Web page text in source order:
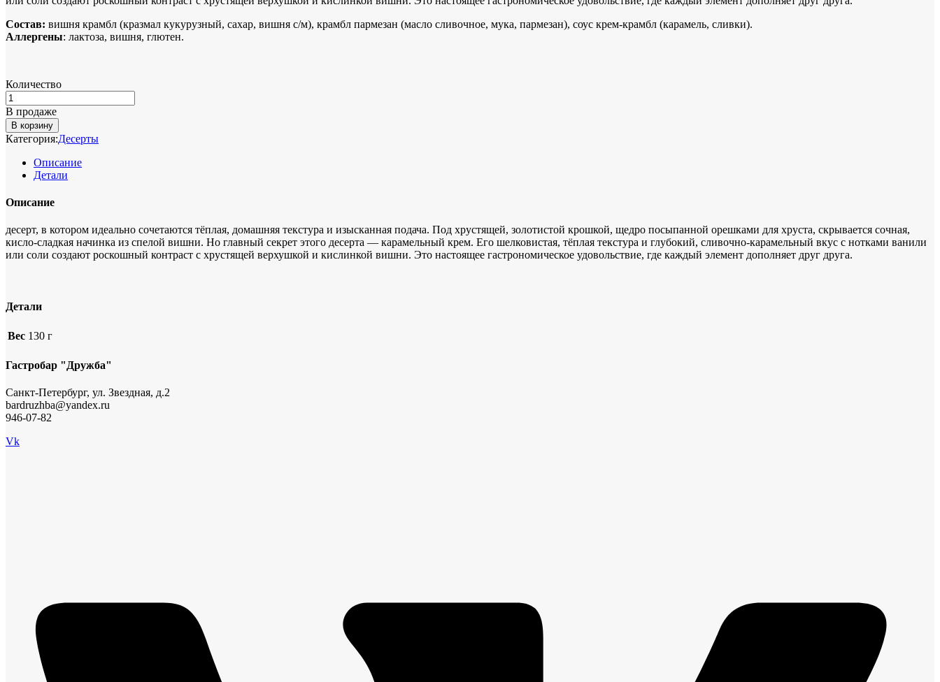
Состав: вишня крамбл (кразмал кукурузный, сахар, вишня с/м), крамбл пармезан (масло сливочное, мука, пармезан), соус крем-крамбл (карамель, сливки).
Аллергены: лактоза, вишня, глютен.
Количество
В продаже
В корзину
Категория:Десерты
Описание
Детали
Описание
десерт, в котором идеально сочетаются тёплая, домашняя текстура и изысканная подача. Под хрустящей, золотистой крошкой, щедро посыпанной орешками для хруста, скрывается сочная,
кисло-сладкая начинка из спелой вишни. Но главный секрет этого десерта — карамельный крем. Его шелковистая, тёплая текстура и глубокий, сливочно-карамельный вкус с нотками ванили
или соли создают роскошный контраст с хрустящей верхушкой и кислинкой вишни. Это настоящее гастрономическое удовольствие, где каждый элемент дополняет друг друга.
Детали
Вес 130 г
Гастробар "Дружба"
Санкт-Петербург, ул. Звездная, д.2
bardruzhba@yandex.ru
946-07-82
Vk